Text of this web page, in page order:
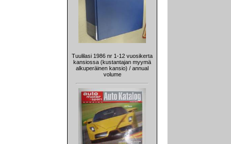
Tuulilasi 1986 nr 1-12 vuosikerta
kansiossa (kustantajan myymä
alkuperäinen kansio) / annual
volume